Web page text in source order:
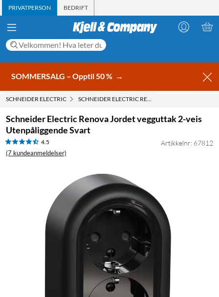
PRIVATPERSON BEDRIFT
SOMMERSALG – Opptil 50 % →
SCHNEIDER ELECTRIC SCHNEIDER ELECTRIC RENOVA JORDET
Schneider Electric Renova Jordet vegguttak 2-veis
Utenpåliggende Svart
4.5
(7 kundeanmeldelser)
Artikkelnr: 67812